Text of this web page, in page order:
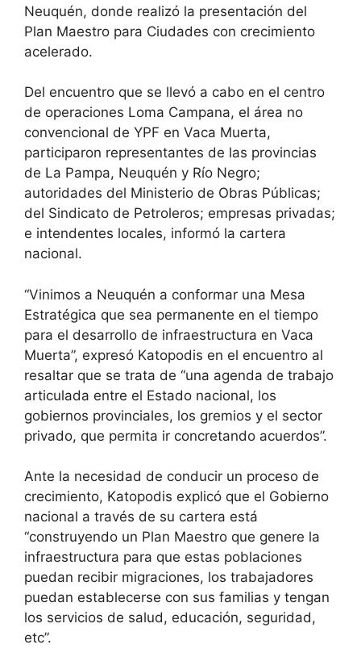
Neuquén, donde realizó la presentación del
Plan Maestro para Ciudades con crecimiento
acelerado.
Del encuentro que se llevó a cabo en el centro
de operaciones Loma Campana, el área no
convencional de YPF en Vaca Muerta,
participaron representantes de las provincias
de La Pampa, Neuquén y Río Negro;
autoridades del Ministerio de Obras Públicas;
del Sindicato de Petroleros; empresas privadas;
e intendentes locales, informó la cartera
nacional.
“Vinimos a Neuquén a conformar una Mesa
Estratégica que sea permanente en el tiempo
para el desarrollo de infraestructura en Vaca
Muerta”, expresó Katopodis en el encuentro al
resaltar que se trata de “una agenda de trabajo
articulada entre el Estado nacional, los
gobiernos provinciales, los gremios y el sector
privado, que permita ir concretando acuerdos”.
Ante la necesidad de conducir un proceso de
crecimiento, Katopodis explicó que el Gobierno
nacional a través de su cartera está
“construyendo un Plan Maestro que genere la
infraestructura para que estas poblaciones
puedan recibir migraciones, los trabajadores
puedan establecerse con sus familias y tengan
los servicios de salud, educación, seguridad,
etc”.